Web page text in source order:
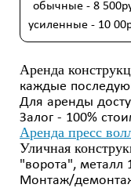
обычные - 8
усиленные - 10
Аренда
каждые
Для аренды
Залог - 100%
Аренда пресс
Уличная
"ворота", металл
Монтаж/